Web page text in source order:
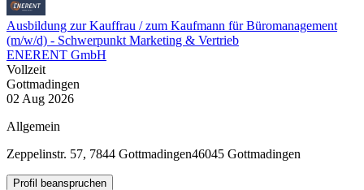
Ausbildung zur Kauffrau / zum Kaufmann für Büromanagement
(m/w/d) - Schwerpunkt Marketing & Vertrieb
ENERENT GmbH
Vollzeit
Gottmadingen
02 Aug 2026
Allgemein
Zeppelinstr. 57, 7844 Gottmadingen46045 Gottmadingen
Profil beanspruchen